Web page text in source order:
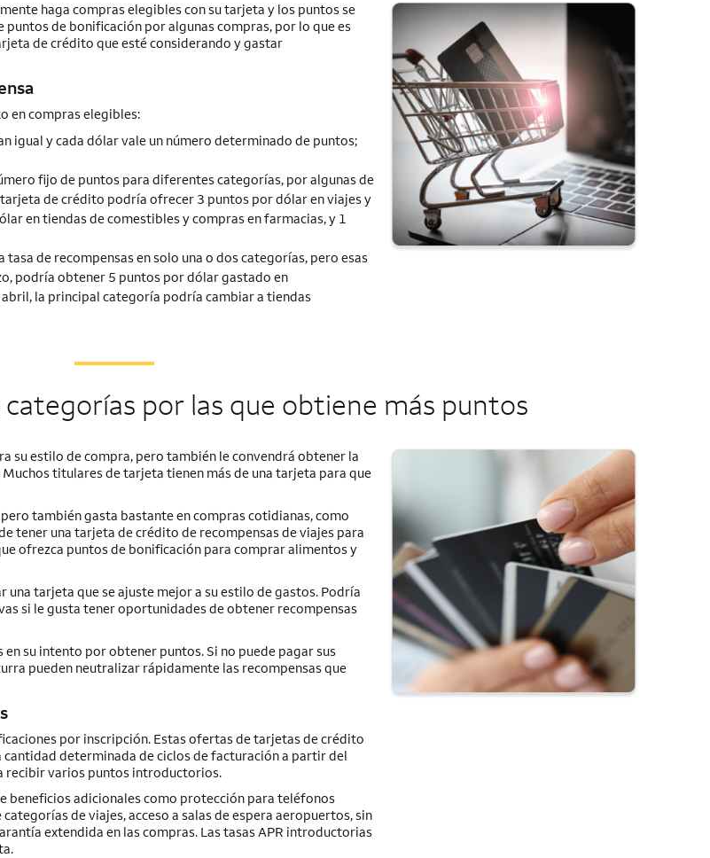
haga compras elegibles con su tarjeta y los puntos se
de bonificación por algunas compras, por lo que es
de crédito que esté considerando y gastar
en compras elegibles:
igual y cada dólar vale un número determinado de puntos;
fijo de puntos para diferentes categorías, por algunas de
de crédito podría ofrecer 3 puntos por dólar en viajes y
en tiendas de comestibles y compras en farmacias, y 1
de recompensas en solo una o dos categorías, pero esas
podría obtener 5 puntos por dólar gastado en
la principal categoría podría cambiar a tiendas
por las que obtiene más puntos
su estilo de compra, pero también le convendrá obtener la
titulares de tarjeta tienen más de una tarjeta para que
también gasta bastante en compras cotidianas, como
tener una tarjeta de crédito de recompensas de viajes para
ofrezca puntos de bonificación para comprar alimentos y
tarjeta que se ajuste mejor a su estilo de gastos. Podría
si le gusta tener oportunidades de obtener recompensas
su intento por obtener puntos. Si no puede pagar sus
pueden neutralizar rápidamente las recompensas que
por inscripción. Estas ofertas de tarjetas de crédito
determinada de ciclos de facturación a partir del
recibir varios puntos introductorios.
beneficios adicionales como protección para teléfonos
de viajes, acceso a salas de espera aeropuertos, sin
extendida en las compras. Las tasas APR introductorias